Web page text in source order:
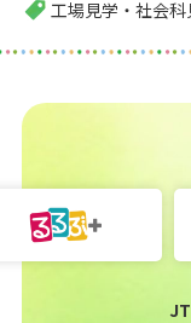
工場見学・社会科